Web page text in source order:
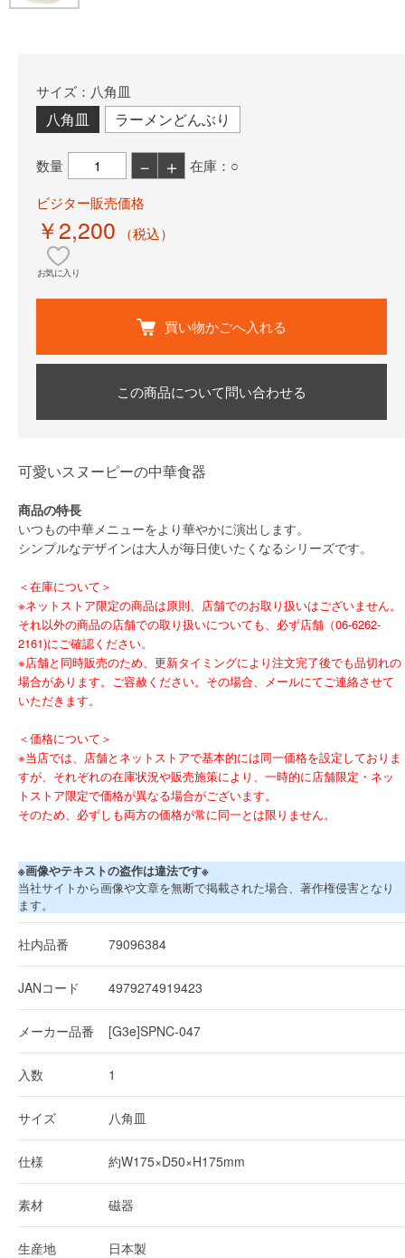
サイズ：八角皿
八角皿 ラーメンどんぶり
数量 － ＋
在庫：○
ビジター販売価格
￥2,200 （税込）
お気に入り
買い物かごへ入れる
この商品について問い合わせる
可愛いスヌーピーの中華食器
商品の特長
いつもの中華メニューをより華やかに演出します。
シンプルなデザインは大人が毎日使いたくなるシリーズです。
＜在庫について＞
※ネットストア限定の商品は原則、店舗でのお取り扱いはございません。
それ以外の商品の店舗での取り扱いについても、必ず店舗（06-6262-
2161)にご確認ください。
※店舗と同時販売のため、更新タイミングにより注文完了後でも品切れの
場合があります。ご容赦ください。その場合、メールにてご連絡させて
いただきます。
＜価格について＞
※当店では、店舗とネットストアで基本的には同一価格を設定しておりま
すが、それぞれの在庫状況や販売施策により、一時的に店舗限定・ネッ
トストア限定で価格が異なる場合がございます。
そのため、必ずしも両方の価格が常に同一とは限りません。
※画像やテキストの盗作は違法です※
当社サイトから画像や文章を無断で掲載された場合、著作権侵害となり
ます。
社内品番 79096384
JANコード 4979274919423
メーカー品番 [G3e]SPNC-047
入数 1
サイズ 八角皿
仕様 約W175×D50×H175mm
素材 磁器
生産地 日本製